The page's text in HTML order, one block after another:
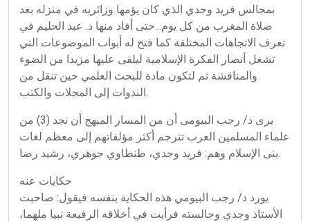
بمجالس فريد وجدي الذي كان يؤمها وزائريه في منزله بعد
صلاة المغرب من كل يوم...حتى أفاد منها د. عبد الحليم في
تعرف الاتجاهات المختلفة كما فتح له أبواب الموضوعات التي
تشغل أنصار الفكرة الإسلامية ليلقى عليها مزيدا من الضوء
والمناقشة ثم لتكون مادة للبحث العلمي حين تنقل من
الندوات إلى المجلات والكتب.
يرى د/ رجب البيومى أن من المسار المبهج أن نجد (3) من
علماء المسلمين العرب تترجم أكثر مؤلفاتهم إلى معظم لغات
بنى الإسلام وهم: فريد وجدي، طنطاوي جوهري، رشيد رضا.
حكايات عنه
يورد د/ رجب البيومي هذه الحكاية بنفسه فيقول: صاحبت
الأستاذ وجدي وجالسته فرأيت في أخلاقه الرفيعة نبيا ملهما،